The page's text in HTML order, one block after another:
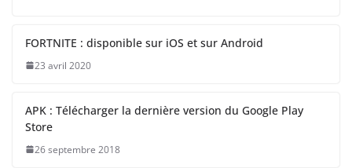
FORTNITE : disponible sur iOS et sur Android
23 avril 2020
APK : Télécharger la dernière version du Google Play
Store
26 septembre 2018